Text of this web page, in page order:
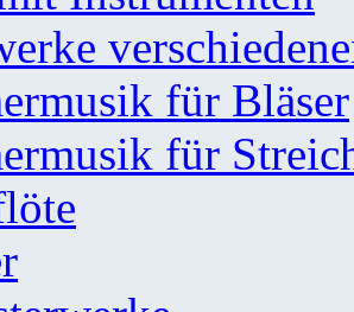
für Bläser
für